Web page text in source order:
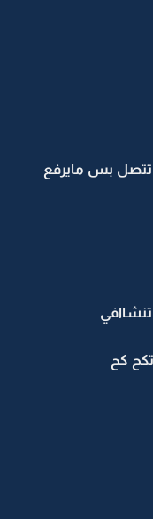
بس مايرفع
كح